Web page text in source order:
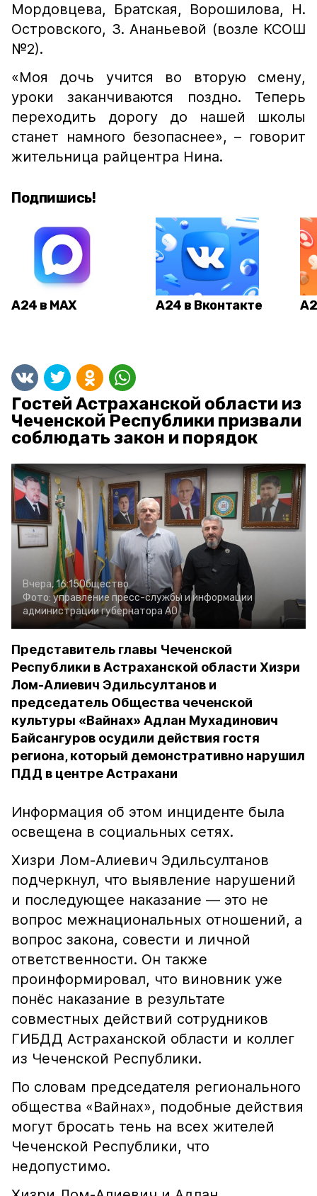
Мордовцева, Братская, Ворошилова, Н.
Островского, З. Ананьевой (возле КСОШ
№2).
«Моя дочь учится во вторую смену,
уроки заканчиваются поздно. Теперь
переходить дорогу до нашей школы
станет намного безопаснее», – говорит
жительница райцентра Нина.
Подпишись!
А24 в MAX А24 в Вконтакте
Гостей Астраханской области из
Чеченской Республики призвали
соблюдать закон и порядок
Вчера, 16:15Общество
Фото: управление пресс-службы и информации
администрации губернатора АО
Представитель главы Чеченской
Республики в Астраханской области Хизри
Лом-Алиевич Эдильсултанов и
председатель Общества чеченской
культуры «Вайнах» Адлан Мухадинович
Байсангуров осудили действия гостя
региона, который демонстративно нарушил
ПДД в центре Астрахани
Информация об этом инциденте была
освещена в социальных сетях.
Хизри Лом-Алиевич Эдильсултанов
подчеркнул, что выявление нарушений
и последующее наказание — это не
вопрос межнациональных отношений, а
вопрос закона, совести и личной
ответственности. Он также
проинформировал, что виновник уже
понёс наказание в результате
совместных действий сотрудников
ГИБДД Астраханской области и коллег
из Чеченской Республики.
По словам председателя регионального
общества «Вайнах», подобные действия
могут бросать тень на всех жителей
Чеченской Республики, что
недопустимо.